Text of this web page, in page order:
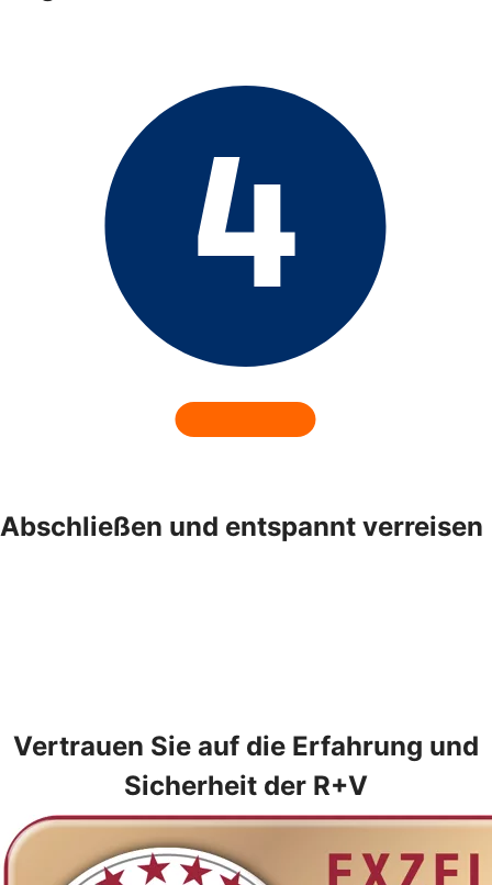
Abschließen und entspannt verreisen
Vertrauen Sie auf die Erfahrung und
Sicherheit der R+V